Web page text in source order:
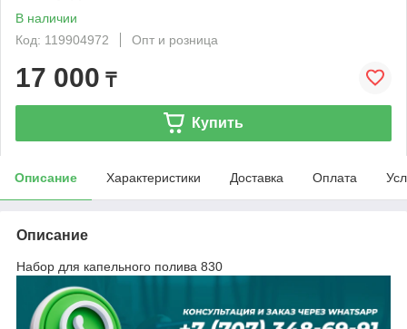
В наличии
Код: 119904972
Опт и розница
17 000 ₸
Купить
Описание Характеристики Доставка Оплата
Описание
Набор для капельного полива 830